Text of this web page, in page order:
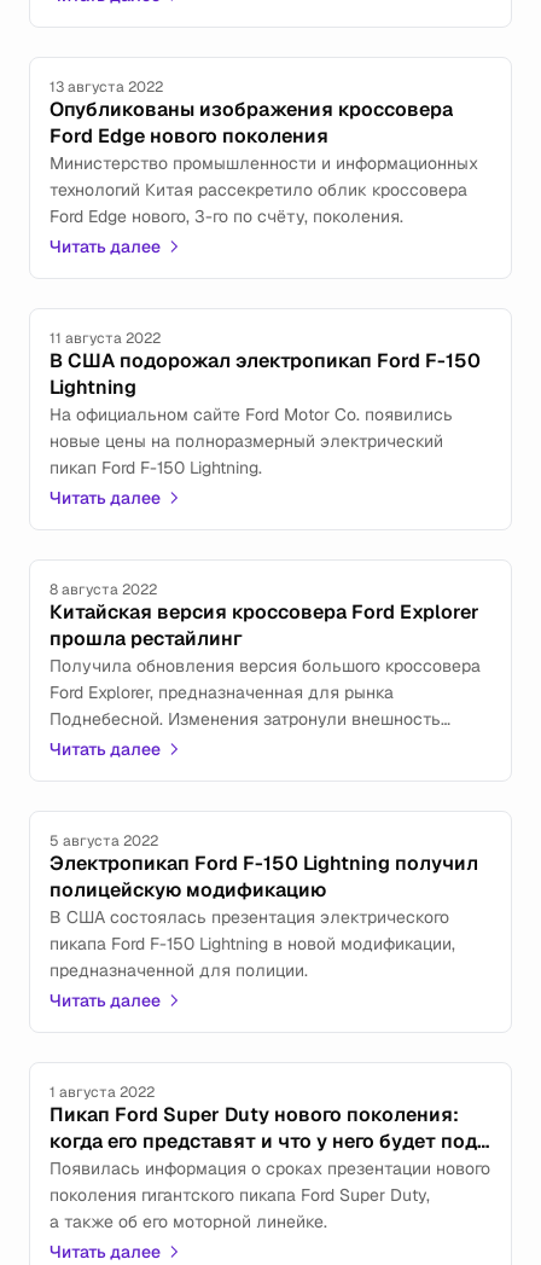
13 августа 2022
Опубликованы изображения кроссовера
Ford Edge нового поколения
Министерство промышленности и информационных
технологий Китая рассекретило облик кроссовера
Ford Edge нового, 3-го по счёту, поколения.
Читать далее
11 августа 2022
В США подорожал электропикап Ford F-150
Lightning
На официальном сайте Ford Motor Co. появились
новые цены на полноразмерный электрический
пикап Ford F-150 Lightning.
Читать далее
8 августа 2022
Китайская версия кроссовера Ford Explorer
прошла рестайлинг
Получила обновления версия большого кроссовера
Ford Explorer, предназначенная для рынка
Поднебесной. Изменения затронули внешность
и оснащение автомобиля.
Читать далее
5 августа 2022
Электропикап Ford F-150 Lightning получил
полицейскую модификацию
В США состоялась презентация электрического
пикапа Ford F-150 Lightning в новой модификации,
предназначенной для полиции.
Читать далее
1 августа 2022
Пикап Ford Super Duty нового поколения:
когда его представят и что у него будет под
капотом
Появилась информация о сроках презентации нового
поколения гигантского пикапа Ford Super Duty,
а также об его моторной линейке.
Читать далее